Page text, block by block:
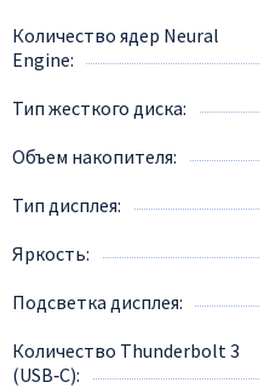
Количество ядер Neural
Engine
Тип жесткого диска
Объем накопителя
Тип дисплея
Яркость
Подсветка дисплея
Количество Thunderbolt 3
(USB‑C)